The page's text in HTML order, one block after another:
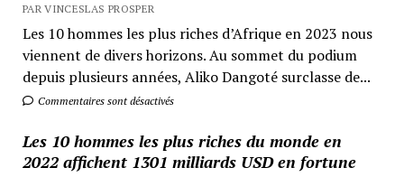
PAR VINCESLAS PROSPER
Les 10 hommes les plus riches d’Afrique en 2023 nous
viennent de divers horizons. Au sommet du podium
depuis plusieurs années, Aliko Dangoté surclasse de...
Commentaires sont désactivés
Les 10 hommes les plus riches du monde en
2022 affichent 1301 milliards USD en fortune